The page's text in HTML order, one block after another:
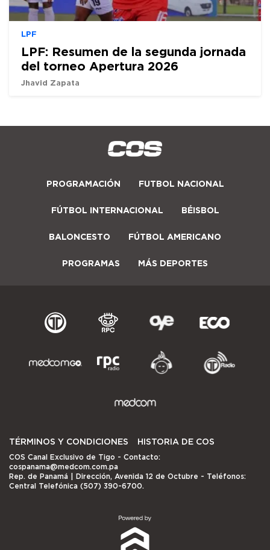
LPF
LPF: Resumen de la segunda jornada
del torneo Apertura 2026
Jhavid Zapata
PROGRAMACIÓN FUTBOL NACIONAL
FÚTBOL INTERNACIONAL BÉISBOL
BALONCESTO FÚTBOL AMERICANO
PROGRAMAS MÁS DEPORTES
TÉRMINOS Y CONDICIONES HISTORIA DE COS
COS Canal Exclusivo de Tigo - Contacto:
cospanama@medcom.com.pa
Rep. de Panamá | Dirección, Avenida 12 de Octubre - Teléfonos:
Central Telefónica (507) 390-6700.